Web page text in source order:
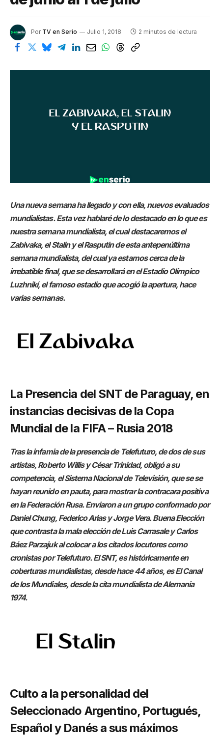
Por TV en Serio Julio 1, 2018 2 minutos de lectura
Una nueva semana ha llegado y con ella, nuevos evaluados
mundialistas. Esta vez hablaré de lo destacado en lo que es
nuestra semana mundialista, el cualdestacaremos el
Zabivaka, el Stalin y el Rasputin de esta antepenúltima
semana mundialista, del cual ya estamos cerca de la
irrebatible final, que se desarrollará en el Estadio Olímpico
Luzhnikí, el famoso estadio que acogió la apertura, hace
varias semanas.
La Presencia del SNT de Paraguay, en
instancias decisivas de la Copa
Mundial de la FIFA – Rusia 2018
Tras la infamia de la presencia de Telefuturo, de dos de sus
artistas, Roberto Willis y César Trinidad, obligó a su
competencia, el Sistema Nacional de Televisión, que se se
hayan reunido en pauta, para mostrar la contracara positiva
en la Federación Rusa. Enviaron a un grupo conformado por
Daniel Chung, Federico Arias y Jorge Vera. Buena Elección
que contrasta la mala elección de Luis Carrasale y Carlos
Báez Parzajuk al colocar a los citados locutores como
cronistas por Telefuturo. El SNT, es históricamente en
coberturas mundialistas, desde hace 44 años, es El Canal
de los Mundiales, desde la cita mundialista de Alemania
1974.
Culto a la personalidad del
Seleccionado Argentino, Portugués,
Español y Danés a sus máximos